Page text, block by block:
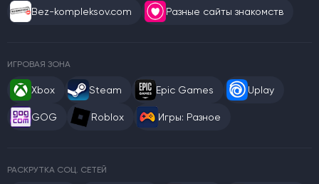
Bez-kompleksov.com Разные сайты знакомств
ИГРОВАЯ ЗОНА
Xbox Steam Epic Games Uplay
GOG Roblox Игры: Разное
РАСКРУТКА СОЦ. СЕТЕЙ